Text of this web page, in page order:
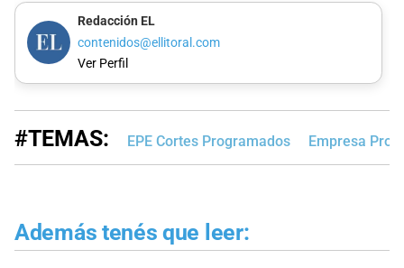
Redacción EL
contenidos@ellitoral.com
Ver Perfil
#TEMAS: EPE Cortes Programados Empresa
Además tenés que leer: